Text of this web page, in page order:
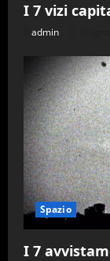
I 7 vizi
admin
Spazio
I 7